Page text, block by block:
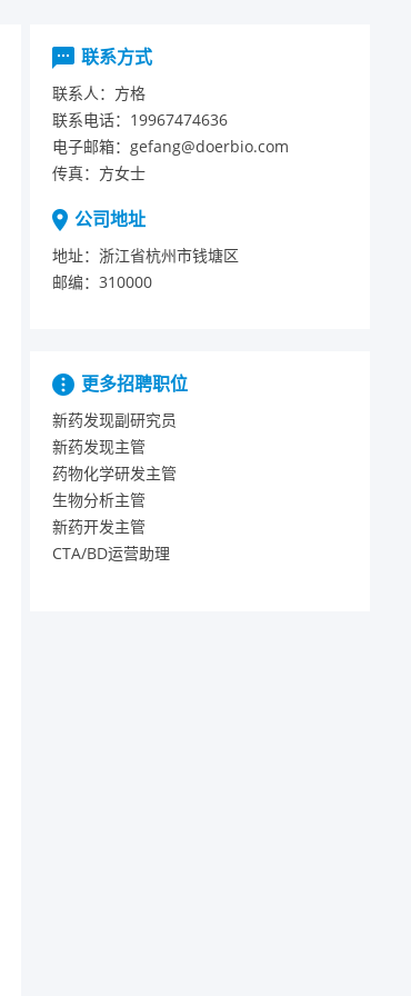
联系方式
联系人： 方格
联系电话： 19967474636
电子邮箱： gefang@doerbio.com
传真： 方女士
公司地址
地址： 浙江省杭州市钱塘区
邮编： 310000
更多招聘职位
新药发现副研究员
新药发现主管
药物化学研发主管
生物分析主管
新药开发主管
CTA/BD运营助理